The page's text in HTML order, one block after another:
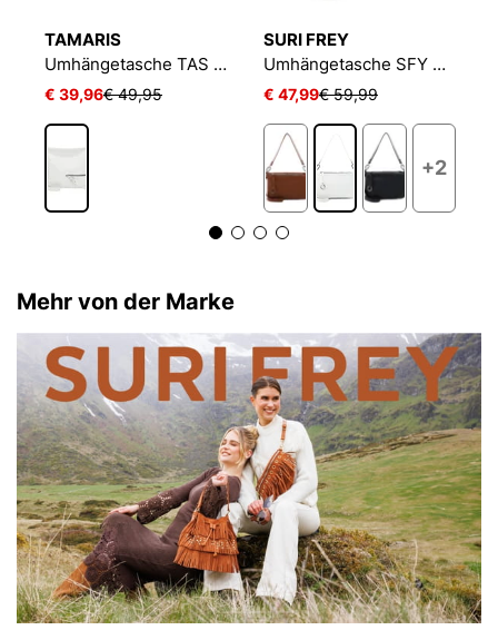
TAMARIS
Umhängetasche TAS Nele
€ 39,96€ 49,95
SURI FREY
Umhängetasche SFY Debby
€ 47,99€ 59,99
+2
Mehr von der Marke